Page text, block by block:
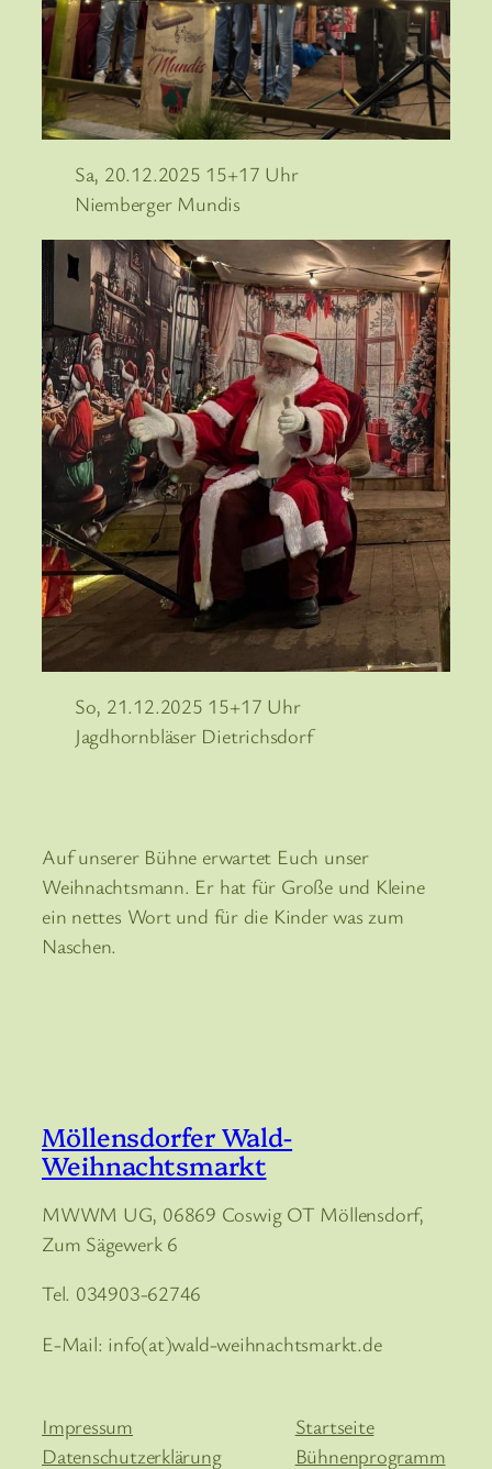
Sa, 20.12.2025 15+17 Uhr
Niemberger Mundis
So, 21.12.2025 15+17 Uhr
Jagdhornbläser Dietrichsdorf
Auf unserer Bühne erwartet Euch unser
Weihnachtsmann. Er hat für Große und Kleine
ein nettes Wort und für die Kinder was zum
Naschen.
Möllensdorfer Wald-
Weihnachtsmarkt
MWWM UG, 06869 Coswig OT Möllensdorf,
Zum Sägewerk 6
Tel. 034903-62746
E-Mail: info(at)wald-weihnachtsmarkt.de
Impressum
Datenschutzerklärung
Startseite
Bühnenprogramm